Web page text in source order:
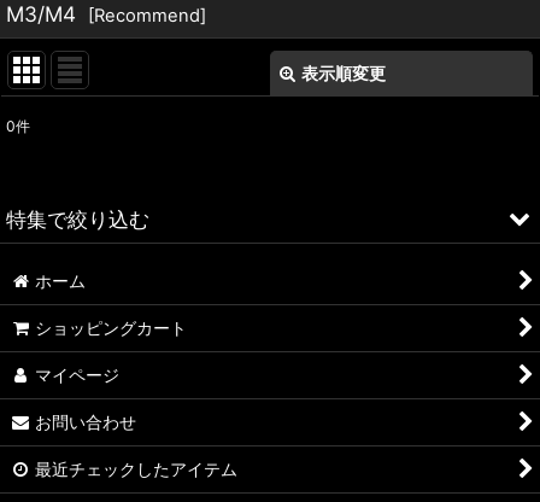
M3/M4 [Recommend]
表示順変更
並び順:
0件
特集で絞り込む
ALFA ROMEO > 156
ALFA ROMEO > 147
ALFA ROMEO > 159
A4
ホーム
ショッピングカート
マイページ
お問い合わせ
最近チェックしたアイテム